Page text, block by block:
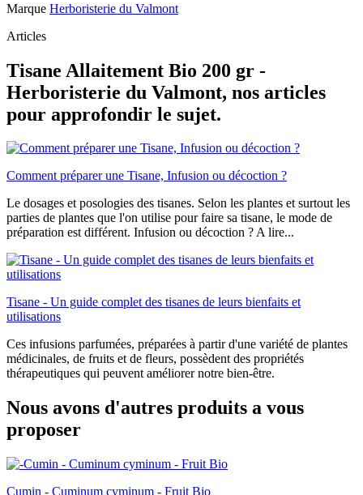
Marque Herboristerie du Valmont
Articles
Tisane Allaitement Bio 200 gr -
Herboristerie du Valmont, nos articles
pour approfondir le sujet.
Comment préparer une Tisane, Infusion ou décoction ?
Le dosages et posologies des tisanes. Selon les plantes et surtout les
parties de plantes que l'on utilise pour faire sa tisane, le mode de
préparation est différent. Infusion ou décoction ? A lire...
Tisane - Un guide complet des tisanes de leurs bienfaits et
utilisations
Ces infusions parfumées, préparées à partir d'une variété de plantes
médicinales, de fruits et de fleurs, possèdent des propriétés
thérapeutiques qui peuvent améliorer notre bien-être.
Nous avons d'autres produits a vous
proposer
Cumin - Cuminum cyminum - Fruit Bio